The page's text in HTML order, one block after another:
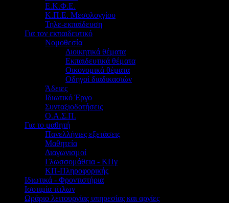
Ε.Κ.Φ.Ε.
Κ.Π.Ε. Μεσολογγίου
Τηλε-εκπαίδευση
Για τον εκπαιδευτικό
Νομοθεσία
Διοικητικά θέματα
Εκπαιδευτικά θέματα
Οικονομικά θέματα
Οδηγοί διαδικασιών
Άδειες
Ιδιωτικό Έργο
Συνταξιοδοτήσεις
Ο.Α.Σ.Π.
Για το μαθητή
Πανελλήνιες εξετάσεις
Μαθητεία
Διαγωνισμοί
Γλωσσομάθεια - ΚΠγ
ΚΠ-Πληροφορικής
Ιδιωτικά - Φροντιστήρια
Ισοτιμία τίτλων
Ωράριο λειτουργίας υπηρεσίας και αργίες